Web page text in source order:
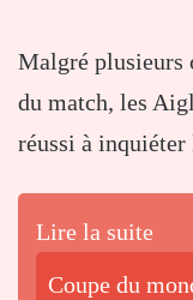
Malgré plusieurs
du match, les
réussi à inquiéter
Lire la suite
Coupe du